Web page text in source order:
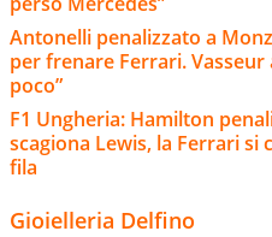
Antonelli penalizzato a
per frenare Ferrari. Vasseur
poco”
F1 Ungheria: Hamilton
scagiona Lewis, la Ferrari si
fila
Gioielleria Delfino